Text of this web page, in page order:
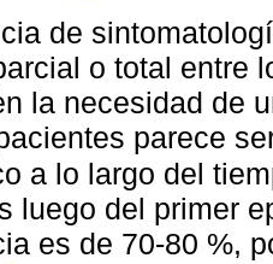
de
o total entre
la necesidad de
parece
a lo largo del
luego del primer
es de 70-80 %,